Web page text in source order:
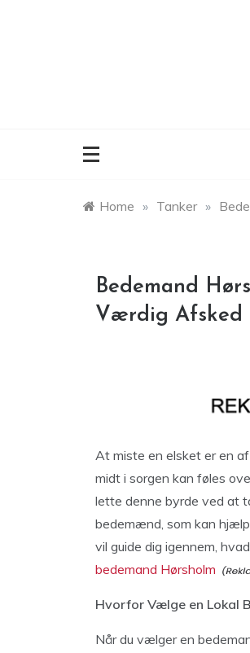
Home » Tanker »
Bedemand
Værdig Afsked
At miste en elsket er en
midt i sorgen kan føles
lette denne byrde ved at
bedemænd, som kan
vil guide dig igennem,
bedemand Hørsholm
Hvorfor Vælge en Lokal
Når du vælger en